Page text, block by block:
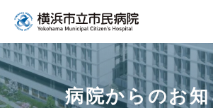
病院からのお